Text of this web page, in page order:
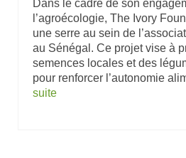
Dans le cadre de son
l’agroécologie, The Ivory
une serre au sein de
au Sénégal. Ce projet vise à
semences locales et des
pour renforcer l’autonomie
suite